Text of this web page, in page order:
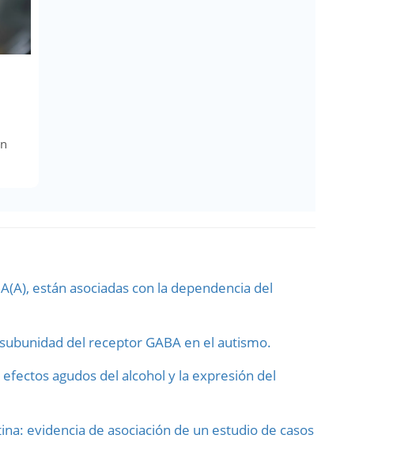
están asociadas con la dependencia del
del receptor GABA en el autismo.
agudos del alcohol y la expresión del
evidencia de asociación de un estudio de casos